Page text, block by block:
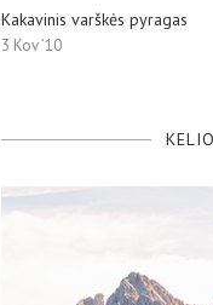
Kakavinis varškės pyragas
3 Kov ’10